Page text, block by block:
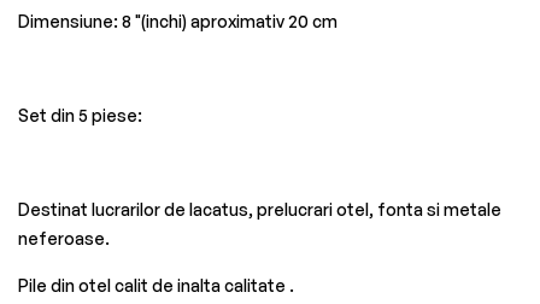
Dimensiune: 8 "(inchi) aproximativ 20 cm
Set din 5 piese:
Destinat lucrarilor de lacatus, prelucrari otel, fonta si metale
neferoase.
Pile din otel calit de inalta calitate .